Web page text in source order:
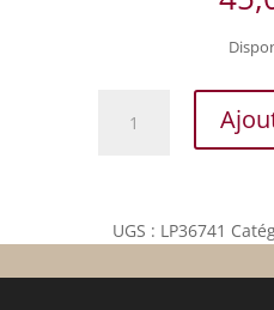
Musette
UGS : LP36741